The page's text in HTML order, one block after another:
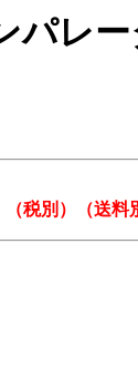
パレ
（税別）（送料